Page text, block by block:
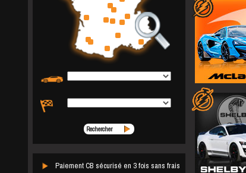
Rechercher
Paiement CB sécurisé en 3 fois sans frais